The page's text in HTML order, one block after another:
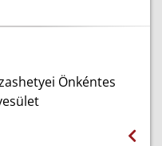
Önkéntes